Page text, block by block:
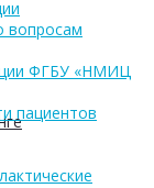
вопросам
ФГБУ «НМИЦ
пациентов